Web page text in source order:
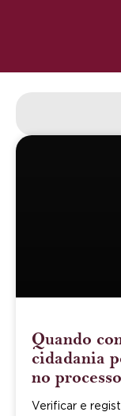
Quando
cidadania
no
Verificar e